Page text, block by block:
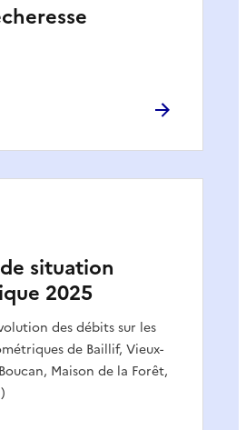
situation
2025
des débits sur les
de Baillif, Vieux-
Maison de la Forêt,